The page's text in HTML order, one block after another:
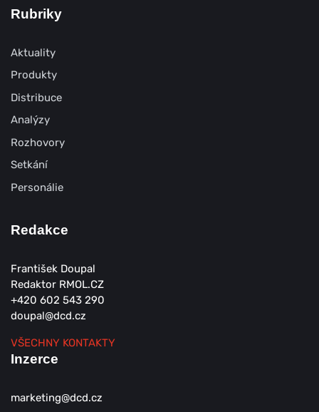
Rubriky
Aktuality
Produkty
Distribuce
Analýzy
Rozhovory
Setkání
Personálie
Redakce
František Doupal
Redaktor RMOL.CZ
+420 602 543 290
doupal@dcd.cz
VŠECHNY KONTAKTY
Inzerce
marketing@dcd.cz